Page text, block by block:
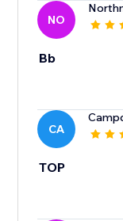
NO
Bb
CA
TOP